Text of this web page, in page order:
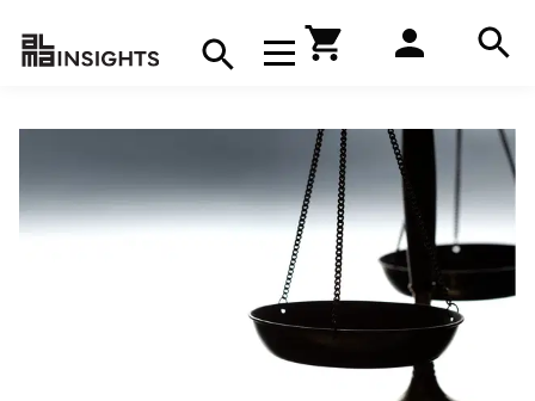
Avaa navigaatio
Hae